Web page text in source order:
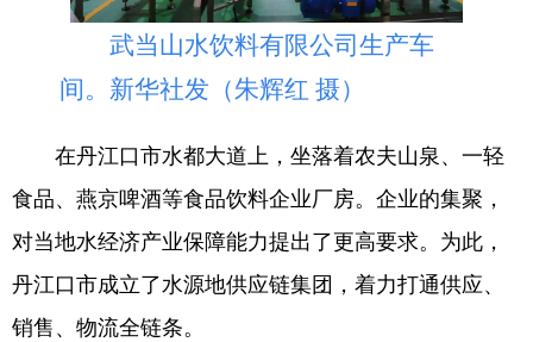
武当山水饮料有限公司生产车
间。新华社发（朱辉红 摄）
在丹江口市水都大道上，坐落着农夫山泉、一轻
食品、燕京啤酒等食品饮料企业厂房。企业的集聚，
对当地水经济产业保障能力提出了更高要求。为此，
丹江口市成立了水源地供应链集团，着力打通供应、
销售、物流全链条。